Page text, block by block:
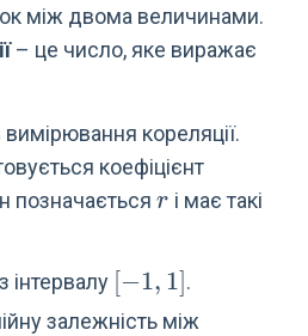
між двома величинами.
– це число, яке виражає
вимірювання кореляції.
коефіцієнт
позначається r
r і має такі
інтервалу [-1,
1]
[−1, 1].
залежність між